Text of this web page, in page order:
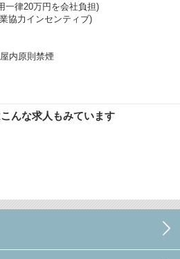
一律20万円を会社負担)
協力インセンティブ)
内原則禁煙
んな求人もみています